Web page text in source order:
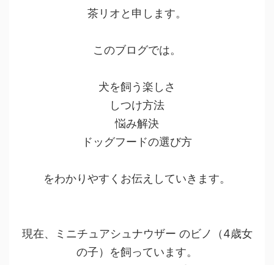
茶リオと申します。
このブログでは。
犬を飼う楽しさ
しつけ方法
悩み解決
ドッグフードの選び方
をわかりやすくお伝えしていきます。
現在、ミニチュアシュナウザー のビノ（4歳女
の子）を飼っています。